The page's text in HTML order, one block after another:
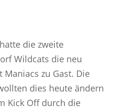
die zweite
Wildcats die neu
zu Gast. Die
dies heute ändern
Kick Off durch die